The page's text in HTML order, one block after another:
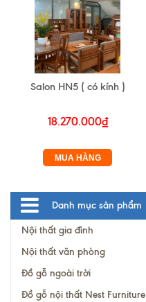
Salon HN5 ( có kính )
18.270.000₫
MUA HÀNG
Danh mục sản phẩm
Nội thất gia đình
Nội thất văn phòng
Đồ gỗ ngoài trời
Đồ gỗ nội thất Nest Furniture